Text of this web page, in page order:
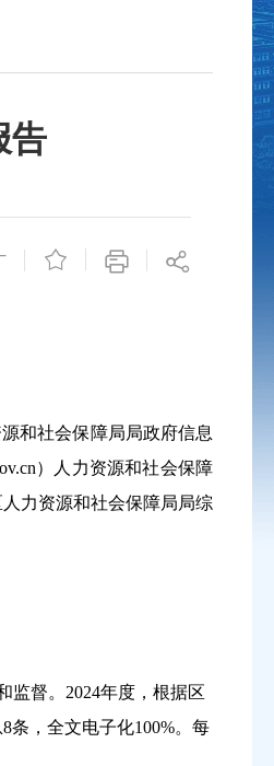
告

和社会保障局局政府信息
）人力资源和社会保障
力资源和社会保障局局综
监督。 2024年度，根据区
8条，全文电子化100%。每